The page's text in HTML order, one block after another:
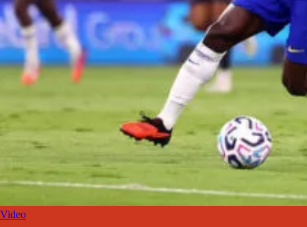
Video